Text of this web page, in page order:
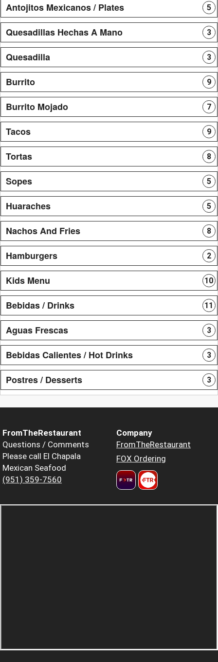
Antojitos Mexicanos / Plates 5
Quesadillas Hechas A Mano 3
Quesadilla 3
Burrito 9
Burrito Mojado 7
Tacos 9
Tortas 8
Sopes 5
Huaraches 5
Nachos And Fries 8
Hamburgers 2
Kids Menu 10
Bebidas / Drinks 11
Aguas Frescas 3
Bebidas Calientes / Hot Drinks 3
Postres / Desserts 3
FromTheRestaurant
Questions / Comments
Please call El Chapala
Mexican Seafood
(951) 359-7560
Company
FromTheRestaurant
FOX Ordering